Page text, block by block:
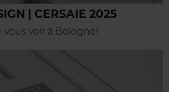
| CERSAIE 2025
vous voir à Bologne!